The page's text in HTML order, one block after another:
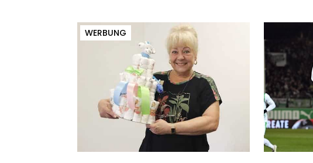
WERBUNG